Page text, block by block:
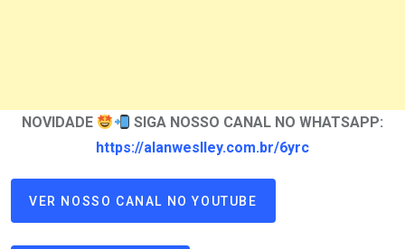
NOVIDADE
SIGA NOSSO CANAL NO WHATSAPP:
https://alanweslley.com.br/6yrc
VER NOSSO CANAL NO YOUTUBE